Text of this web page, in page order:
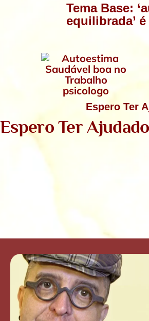
Tema Base:
equilibrada’
Espero Ter
Espero Ter